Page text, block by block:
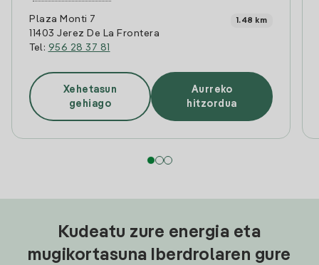
Plaza Monti 7
11403 Jerez De La Frontera
Tel: 956 28 37 81
1.48 km
Xehetasun
gehiago
Aurreko
hitzordua
Kudeatu zure energia eta
mugikortasuna Iberdrolaren gure